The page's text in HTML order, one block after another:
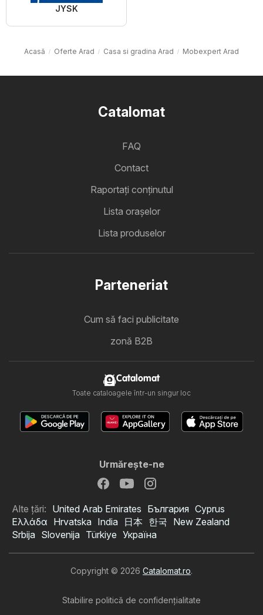
JYSK
Acasă Oferte Arad Casa si gradina Arad Mobexpert Arad
Catalomat
FAQ
Contact
Raportați conținutul
Lista oraşelor
Lista produselor
Parteneriat
Cum să faci publicitate
zonă B2B
Catalomat
Toate cataloagele într-un singur loc
Urmăreşte-ne
Alte țări: United Arab Emirates България Cyprus
Ελλάδα Hrvatska India 日本 한국 New Zealand
Srbija Slovenija Türkiye Україна
Copyright © 2026 Catalomat.ro.
Stabilire politică de confidenţialitate